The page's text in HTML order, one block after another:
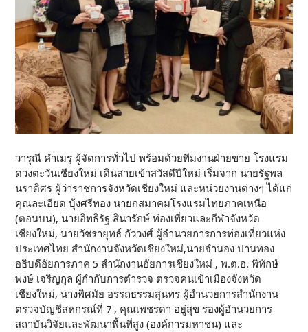
วารุณี คำเมรุ ผู้จัดการทั่วไป พร้อมด้วยทีมงานฝ่ายขาย โรงแรม
ดวงตะวันเชียงใหม่ เดินสายเข้าสวัสดีปีใหม่ เริ่มจาก นายรัฐพล
นราดิศร ผู้ว่าราชการจังหวัดเชียงใหม่ และหน่วยงานต่างๆ ได้แก่
คุณละเอียด บุ้งศรีทอง นายกสมาคมโรงแรมไทยภาคเหนือ
(ตอนบน), นายอิทธิรัฐ สินารักษ์ ท่องเที่ยวและกีฬาจังหวัด
เชียงใหม่, นายวัชรายุทธ์ กัววงศ์ ผู้อำนวยการการท่องเที่ยวแห่ง
ประเทศไทย สำนักงานจังหวัดเชียงใหม่,นายจำนอง ปานทอง
อธิบดีอัยการภาค 5 สำนักงานอัยการเชียงใหม่ , พ.ต.อ. พิทักษ์
พงษ์ เจริญกุล ผู้กำกับการตำรวจ ตรวจคนเข้าเมืองจังหวัด
เชียงใหม่, นางพิศมัย อรรถธรรมสุนทร ผู้อำนวยการสำนักงาน
ตรวจบัญชีสหกรณ์ที่ 7 , คุณเพชรดา อยู่สุข รองผู้อำนวยการ
สถาบันวิจัยและพัฒนาพื้นที่สูง (องค์การมหาชน) และ